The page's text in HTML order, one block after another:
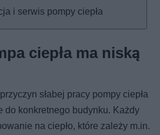
i serwis pompy ciepła
ciepła ma niską
słabej pracy pompy ciepła
do konkretnego budynku. Każdy
na ciepło, które zależy m.in.